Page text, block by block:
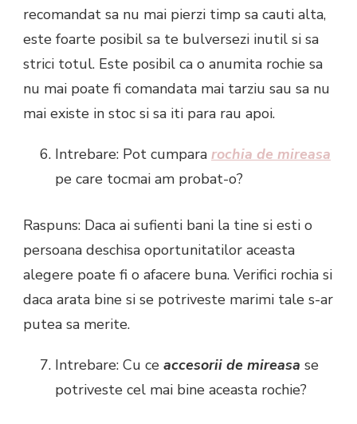
recomandat sa nu mai pierzi timp sa cauti alta,
este foarte posibil sa te bulversezi inutil si sa
strici totul. Este posibil ca o anumita rochie sa
nu mai poate fi comandata mai tarziu sau sa nu
mai existe in stoc si sa iti para rau apoi.
Intrebare: Pot cumpara rochia de mireasa
pe care tocmai am probat-o?
Raspuns: Daca ai sufienti bani la tine si esti o
persoana deschisa oportunitatilor aceasta
alegere poate fi o afacere buna. Verifici rochia si
daca arata bine si se potriveste marimi tale s-ar
putea sa merite.
Intrebare: Cu ce accesorii de mireasa se
potriveste cel mai bine aceasta rochie?